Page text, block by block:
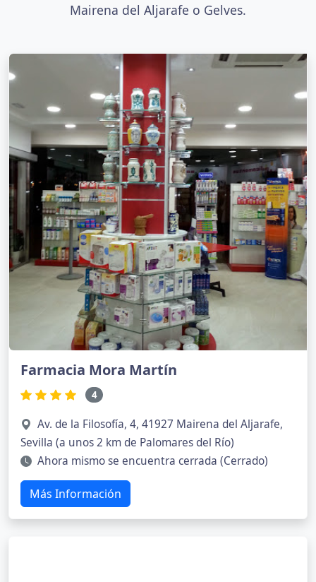
Mairena del Aljarafe o Gelves.
Farmacia Mora Martín
4
Av. de la Filosofía, 4, 41927 Mairena del Aljarafe,
Sevilla (a unos 2 km de Palomares del Río)
Ahora mismo se encuentra cerrada (Cerrado)
Más Información